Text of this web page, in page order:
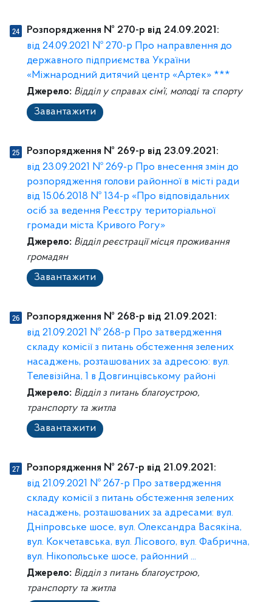
Розпорядження № 270-р від 24.09.2021:
від 24.09.2021 № 270-р Про направлення до
державного підприємства України
«Міжнародний дитячий центр «Артек» ***
Джерело: Відділ у справах сім’ї, молоді та спорту
Завантажити
Розпорядження № 269-р від 23.09.2021:
від 23.09.2021 № 269-р Про внесення змін до
розпорядження голови районної в місті ради
від 15.06.2018 № 134-р «Про відповідальних
осіб за ведення Реєстру територіальної
громади міста Кривого Рогу»
Джерело: Відділ реєстрації місця проживання
громадян
Завантажити
Розпорядження № 268-р від 21.09.2021:
від 21.09.2021 № 268-р Про затвердження
складу комісії з питань обстеження зелених
насаджень, розташованих за адресою: вул.
Телевізійна, 1 в Довгинцівському районі
Джерело: Відділ з питань благоустрою,
транспорту та житла
Завантажити
Розпорядження № 267-р від 21.09.2021:
від 21.09.2021 № 267-р Про затвердження
складу комісії з питань обстеження зелених
насаджень, розташованих за адресами: вул.
Дніпровське шосе, вул. Олександра Васякіна,
вул. Кокчетавська, вул. Лісового, вул. Фабрична,
вул. Нікопольське шосе, районний ...
Джерело: Відділ з питань благоустрою,
транспорту та житла